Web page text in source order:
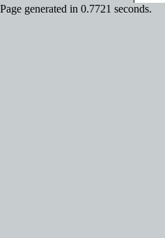
Page generated in 0.7721 seconds.